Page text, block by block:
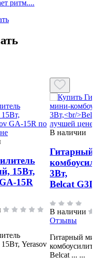
ритм....
15Вт,
15R
Yerasov
В наличии
Гитарный
3Вт,
Belcat
В наличии
Отзывы
Гитарный
Belcat ... ...